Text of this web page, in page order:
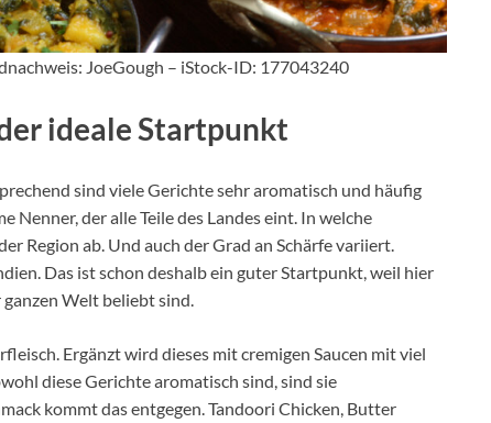
JoeGough – iStock-ID: 177043240
ideale Startpunkt
sind viele Gerichte sehr aromatisch und häufig
Nenner, der alle Teile des Landes eint. In welche
Region ab. Und auch der Grad an Schärfe variiert.
Das ist schon deshalb ein guter Startpunkt, weil hier
Welt beliebt sind.
Ergänzt wird dieses mit cremigen Saucen mit viel
diese Gerichte aromatisch sind, sind sie
kommt das entgegen. Tandoori Chicken, Butter